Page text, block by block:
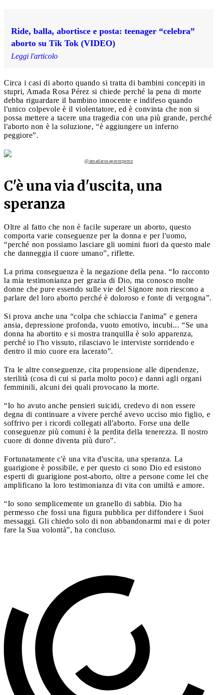
Ride, balla, abortisce e posta: teenager “celebra”
aborto su Tik Tok (VIDEO)
Leggi l'articolo
Circa i casi di aborto quando si tratta di bambini concepiti in
stupri, Amada Rosa Pérez si chiede perché la pena di morte
debba riguardare il bambino innocente e indifeso quando
l'unico colpevole è il violentatore, ed è convinta che non si
possa mettere a tacere una tragedia con una più grande, perché
l'aborto non è la soluzione, “è aggiungere un inferno
peggiore”.
@amadarosaperezperez
C'è una via d'uscita, una
speranza
Oltre al fatto che non è facile superare un aborto, questo
comporta varie conseguenze per la donna e per l'uomo,
“perché non possiamo lasciare gli uomini fuori da questo male
che danneggia il cuore umano”, riflette.
La prima conseguenza è la negazione della pena. “Io racconto
la mia testimonianza per grazia di Dio, ma conosco molte
donne che pure essendo sulle vie del Signore non riescono a
parlare del loro aborto perché è doloroso e fonte di vergogna”.
Si prova anche una “colpa che schiaccia l'anima” e genera
ansia, depressione profonda, vuoto emotivo, incubi... “Se una
donna ha abortito e si mostra tranquilla è solo apparenza,
perché io l'ho vissuto, rilasciavo le interviste sorridendo e
dentro il mio cuore era lacerato”.
Tra le altre conseguenze, cita propensione alle dipendenze,
sterilità (cosa di cui si parla molto poco) e danni agli organi
femminili, alcuni dei quali provocano la morte.
“Io ho avuto anche pensieri suicidi, credevo di non essere
degna di continuare a vivere perché avevo ucciso mio figlio, e
soffrivo per i ricordi collegati all'aborto. Forse una delle
conseguenze più comuni è la perdita della tenerezza. Il nostro
cuore di donne diventa più duro”.
Fortunatamente c'è una vita d'uscita, una speranza. La
guarigione è possibile, e per questo ci sono Dio ed esistono
esperti di guarigione post-aborto, oltre a persone come lei che
amplificano la loro testimonianza di vita con umiltà e amore.
“Io sono semplicemente un granello di sabbia. Dio ha
permesso che fossi una figura pubblica per diffondere i Suoi
messaggi. Gli chiedo solo di non abbandonarmi mai e di poter
fare la Sua volontà”, ha concluso.